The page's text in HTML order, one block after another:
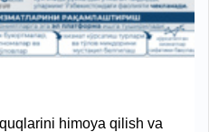
himoya qilish va